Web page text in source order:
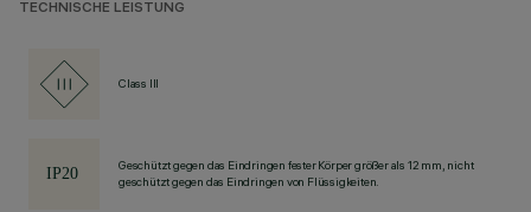
TECHNISCHE LEISTUNG
Class III
Geschützt gegen das Eindringen fester Körper größer als 12 mm, nicht
geschützt gegen das Eindringen von Flüssigkeiten.